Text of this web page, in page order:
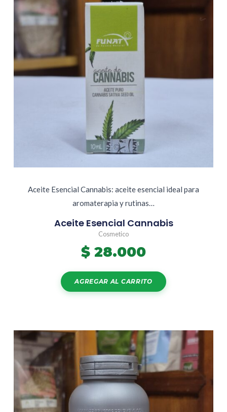
Aceite Esencial Cannabis: aceite esencial ideal para
aromaterapia y rutinas…
Aceite Esencial Cannabis
Cosmetico
$ 28.000
AGREGAR AL CARRITO